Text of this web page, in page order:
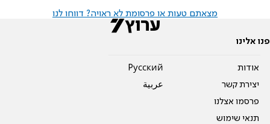
מצאתם טעות או פרסומת לא ראויה? דווחו לנו
פנו אלינו
אודות
יצירת קשר
פרסמו אצלנו
תנאי שימוש
Pусский
عربية